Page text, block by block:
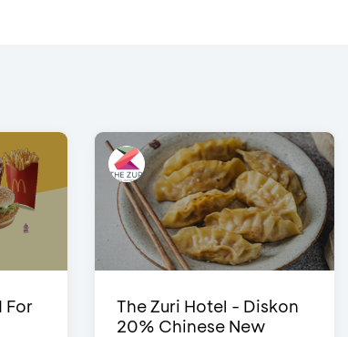
For
The Zuri Hotel - Diskon
20% Chinese New